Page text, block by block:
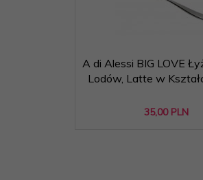
A di Alessi BIG LOVE
Lodów, Latte w
35,00 PLN